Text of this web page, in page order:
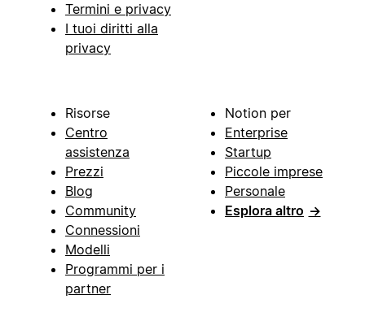
Termini e privacy
I tuoi diritti alla
privacy
Risorse
Centro
assistenza
Prezzi
Blog
Community
Connessioni
Modelli
Programmi per i
partner
Notion per
Enterprise
Startup
Piccole imprese
Personale
Esplora altro →